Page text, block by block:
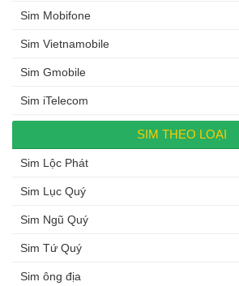
Sim Mobifone
Sim Vietnamobile
Sim Gmobile
Sim iTelecom
SIM THEO LOẠI
Sim Lộc Phát
Sim Lục Quý
Sim Ngũ Quý
Sim Tứ Quý
Sim ông địa